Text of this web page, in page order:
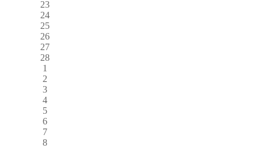
23
24
25
26
27
28
1
2
3
4
5
6
7
8